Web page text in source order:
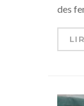
des